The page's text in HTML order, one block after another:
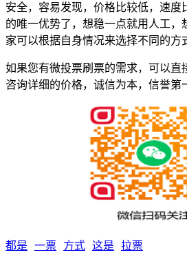
安全，容易发现，价格比较低，速度
的唯一优势了，想稳一点就用人工，
家可以根据自身情况来选择不同的方
如果您有微投票刷票的需求，可以直
咨询详细的价格，诚信为本，信誉第
都是 一票 方式 这是 拉票